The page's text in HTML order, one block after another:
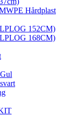
Hårdplast
152CM)
168CM)